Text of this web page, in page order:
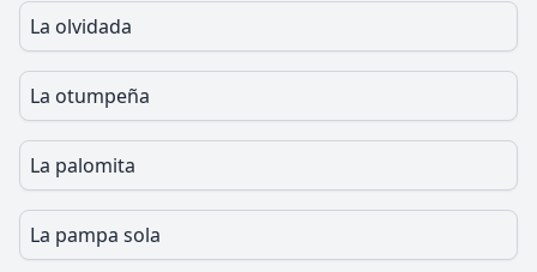
La olvidada
La otumpeña
La palomita
La pampa sola